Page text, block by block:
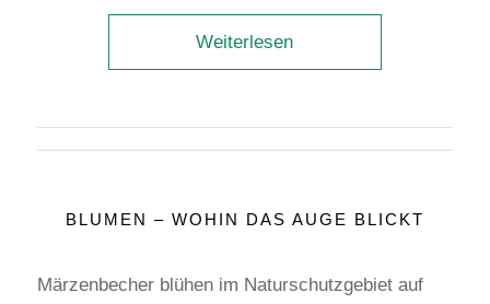
Weiterlesen
BLUMEN – WOHIN DAS AUGE BLICKT
Märzenbecher blühen im Naturschutzgebiet auf